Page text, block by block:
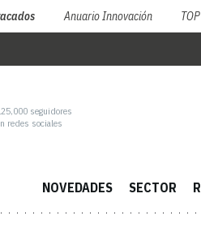
Anuario Innovación
seguidores
redes sociales
NOVEDADES SECTOR